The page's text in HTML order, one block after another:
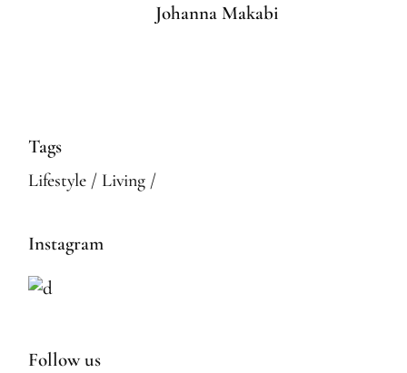
Johanna Makabi
Tags
Lifestyle Living
Instagram
Follow us